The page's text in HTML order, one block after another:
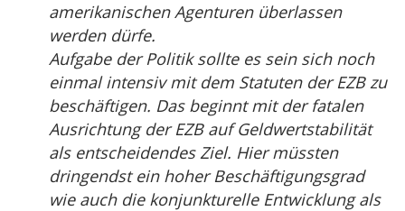
amerikanischen Agenturen überlassen
werden dürfe.
Aufgabe der Politik sollte es sein sich noch
einmal intensiv mit dem Statuten der EZB zu
beschäftigen. Das beginnt mit der fatalen
Ausrichtung der EZB auf Geldwertstabilität
als entscheidendes Ziel. Hier müssten
dringendst ein hoher Beschäftigungsgrad
wie auch die konjunkturelle Entwicklung als